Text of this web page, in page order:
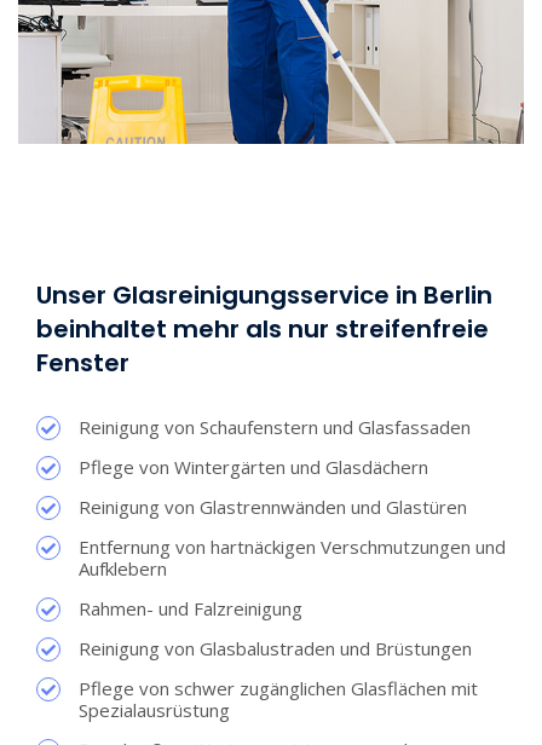
Unser Glasreinigungsservice in Berlin
beinhaltet mehr als nur streifenfreie
Fenster
Reinigung von Schaufenstern und Glasfassaden
Pflege von Wintergärten und Glasdächern
Reinigung von Glastrennwänden und Glastüren
Entfernung von hartnäckigen Verschmutzungen und
Aufklebern
Rahmen- und Falzreinigung
Reinigung von Glasbalustraden und Brüstungen
Pflege von schwer zugänglichen Glasflächen mit
Spezialausrüstung